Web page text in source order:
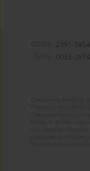
2391-5854
0033-2674